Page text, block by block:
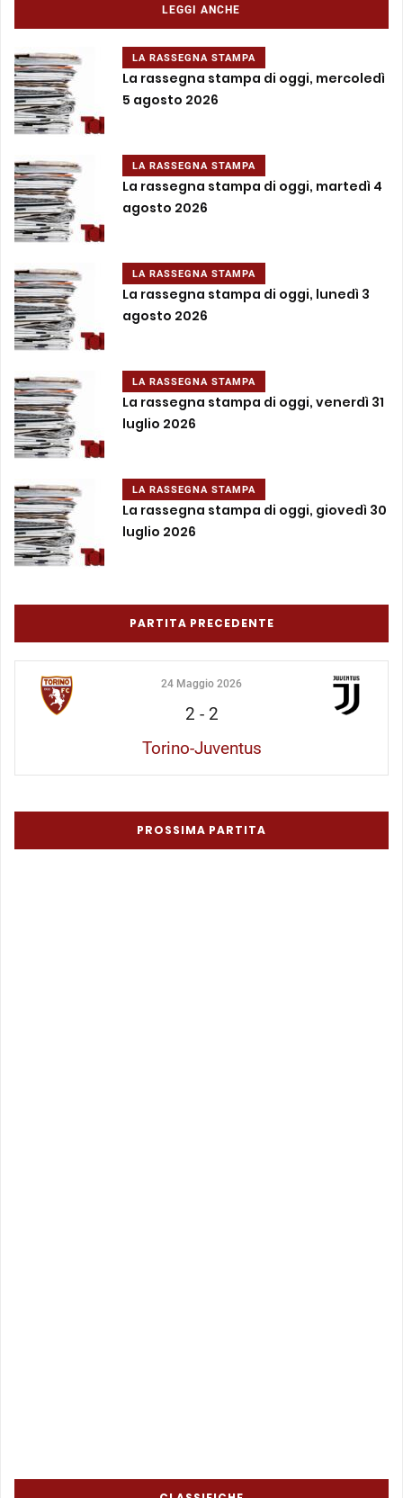
LEGGI ANCHE
LA RASSEGNA STAMPA
La rassegna stampa di oggi, mercoledì
5 agosto 2026
LA RASSEGNA STAMPA
La rassegna stampa di oggi, martedì 4
agosto 2026
LA RASSEGNA STAMPA
La rassegna stampa di oggi, lunedì 3
agosto 2026
LA RASSEGNA STAMPA
La rassegna stampa di oggi, venerdì 31
luglio 2026
LA RASSEGNA STAMPA
La rassegna stampa di oggi, giovedì 30
luglio 2026
PARTITA PRECEDENTE
24 Maggio 2026
2 - 2
Torino-Juventus
PROSSIMA PARTITA